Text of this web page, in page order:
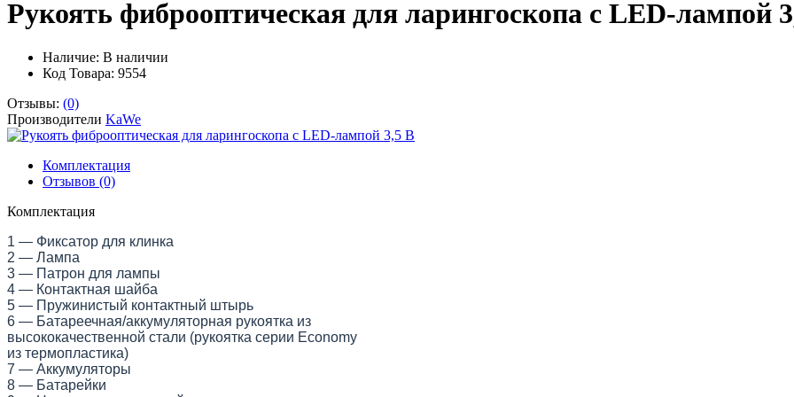
Рукоять фиброоптическая для ларингоскопа с LED-лампой
Наличие: В наличии
Код Товара: 9554
Отзывы: (0)
Производители KaWe
Комплектация
Отзывов (0)
Комплектация
1 — Фиксатор для клинка
2 — Лампа
3 — Патрон для лампы
4 — Контактная шайба
5 — Пружинистый контактный штырь
6 — Батареечная/аккумуляторная рукоятка из
высококачественной стали (рукоятка серии Economy
из термопластика)
7 — Аккумуляторы
8 — Батарейки